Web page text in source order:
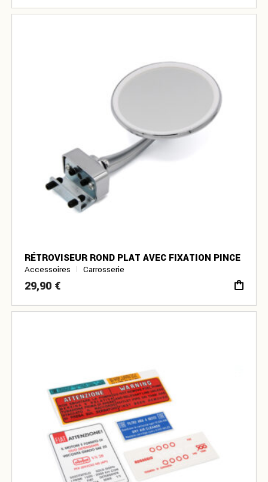
RÉTROVISEUR ROND PLAT AVEC FIXATION PINCE
Accessoires Carrosserie
29,90 €